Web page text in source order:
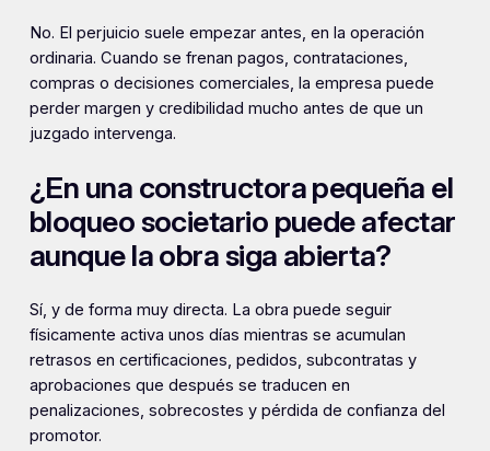
No. El perjuicio suele empezar antes, en la operación
ordinaria. Cuando se frenan pagos, contrataciones,
compras o decisiones comerciales, la empresa puede
perder margen y credibilidad mucho antes de que un
juzgado intervenga.
¿En una constructora pequeña el
bloqueo societario puede afectar
aunque la obra siga abierta?
Sí, y de forma muy directa. La obra puede seguir
físicamente activa unos días mientras se acumulan
retrasos en certificaciones, pedidos, subcontratas y
aprobaciones que después se traducen en
penalizaciones, sobrecostes y pérdida de confianza del
promotor.